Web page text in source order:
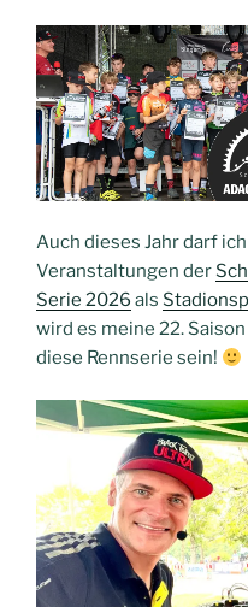
Auch dieses Jahr darf
Veranstaltungen der
Serie 2026 als
wird es meine 22.
diese Rennserie sein!